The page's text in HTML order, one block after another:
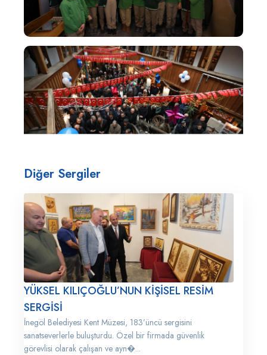
Diğer Sergiler
YÜKSEL KILIÇOĞLU’NUN KİŞİSEL RESİM
SERGİSİ
İnegöl Belediyesi Kent Müzesi, 183’üncü sergisini
sanatseverlerle buluşturdu. Özel bir firmada güvenlik
görevlisi olarak çalışan ve ayn�...